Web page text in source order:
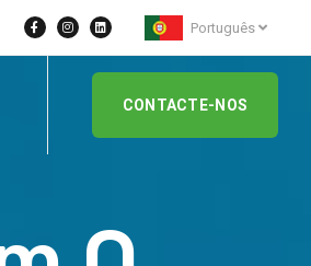
Português
CONTACTE-NOS